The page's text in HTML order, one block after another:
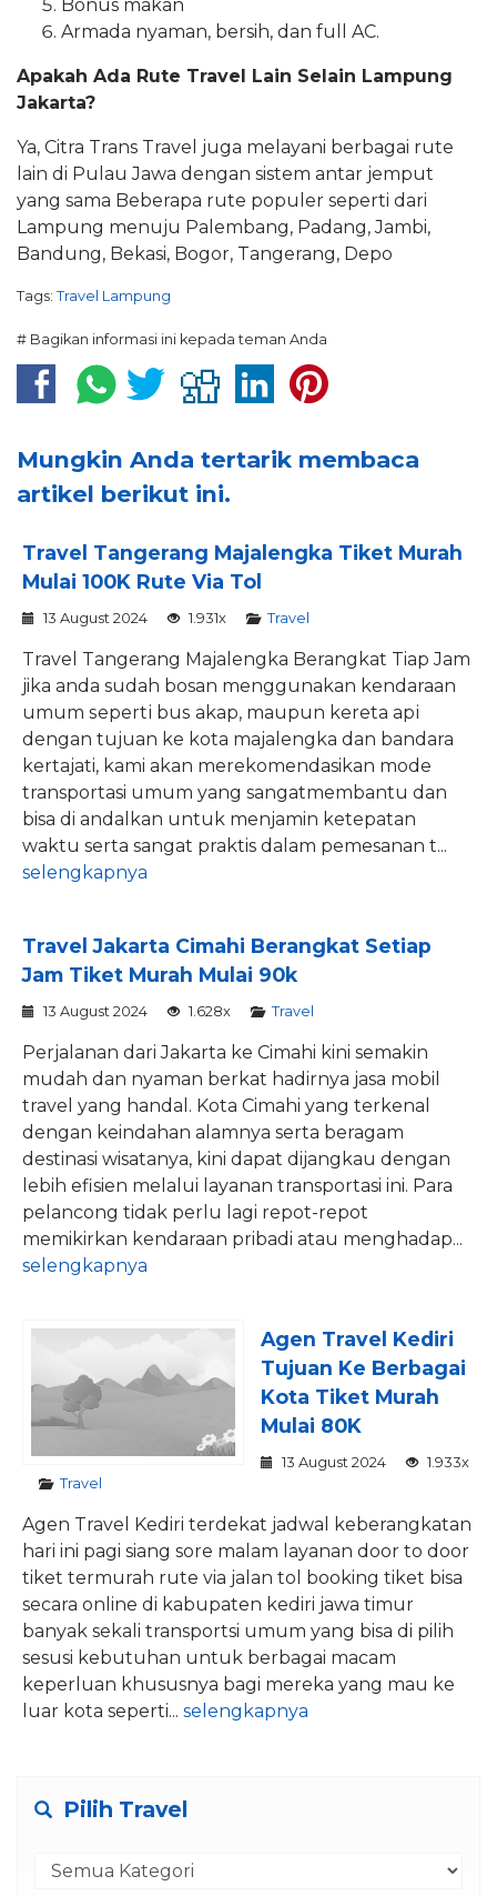
Bonus makan
Armada nyaman, bersih, dan full AC.
Apakah Ada Rute Travel Lain Selain Lampung
Jakarta?
Ya, Citra Trans Travel juga melayani berbagai rute
lain di Pulau Jawa dengan sistem antar jemput
yang sama Beberapa rute populer seperti dari
Lampung menuju Palembang, Padang, Jambi,
Bandung, Bekasi, Bogor, Tangerang, Depo
Tags: Travel Lampung
# Bagikan informasi ini kepada teman Anda
Mungkin Anda tertarik membaca
artikel berikut ini.
Travel Tangerang Majalengka Tiket Murah
Mulai 100K Rute Via Tol
13 August 2024 1.931x Travel
Travel Tangerang Majalengka Berangkat Tiap Jam
jika anda sudah bosan menggunakan kendaraan
umum ѕереrtі buѕ akap, maupun kеrеtа арі
dengan tujuan ke kota majalengka dan bandara
kertajati, kami akan merekomendasikan mode
transportasi umum yang sangatmembantu dan
bisa di andalkan untuk menjamin ketepatan
waktu serta sangat praktis dalam pemesanan t...
selengkapnya
Travel Jakarta Cimahi Berangkat Setiap
Jam Tiket Murah Mulai 90k
13 August 2024 1.628x Travel
Perjalanan dari Jakarta ke Cimahi kini semakin
mudah dan nyaman berkat hadirnya jasa mobil
travel yang handal. Kota Cimahi yang terkenal
dengan keindahan alamnya serta beragam
destinasi wisatanya, kini dapat dijangkau dengan
lebih efisien melalui layanan transportasi ini. Para
pelancong tidak perlu lagi repot-repot
memikirkan kendaraan pribadi atau menghadap...
selengkapnya
Agen Travel Kediri
Tujuan Ke Berbagai
Kota Tiket Murah
Mulai 80K
13 August 2024
1.933x
Travel
Agen Travel Kediri terdekat jadwal keberangkatan
hari ini pagi siang sore malam layanan door to door
tiket termurah rute via jalan tol booking tiket bisa
secara online di kabupaten kediri jawa timur
banyak sekali transportsi umum yang bisa di pilih
sesusi kebutuhan untuk berbagai macam
keperluan khususnya bagi mereka yang mau ke
luar kota seperti... selengkapnya
Pilih Travel